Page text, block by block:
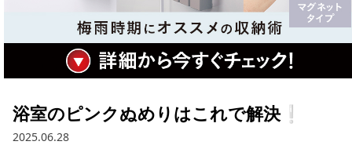
浴室のピンクぬめりはこれで解決❕
2025.06.28